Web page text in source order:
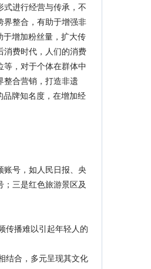
进行经营与传承，不
界整合，有助于增强非
增加粉丝量，扩大传
消费时代，人们的消费
，对于个体在群体中
整合营销，打造非遗
牌知名度，在增加经
号，如人民日报、央
三是红色旅游景区及
播难以引起年轻人的
合，多元呈现其文化